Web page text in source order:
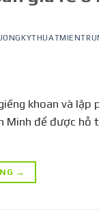
khoan và lập
Minh để được
→